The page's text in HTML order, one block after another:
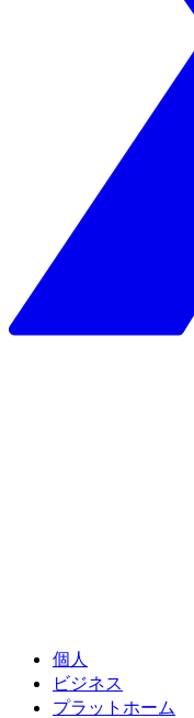
個人
ビジネス
プラットホーム